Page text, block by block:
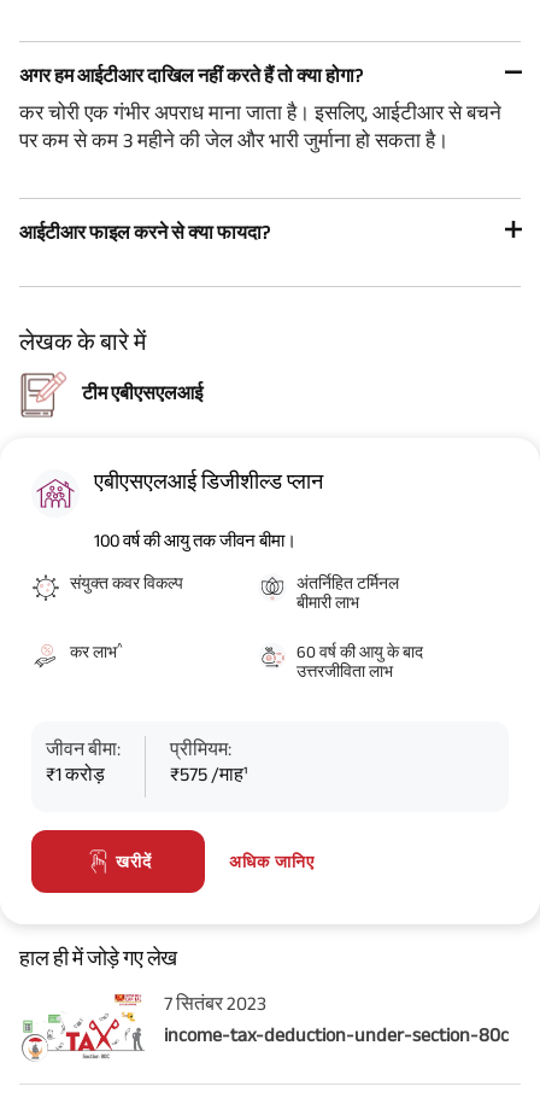
अगर हम आईटीआर दाखिल नहीं करते हैं तो क्या होगा?
कर चोरी एक गंभीर अपराध माना जाता है। इसलिए, आईटीआर से बचने
पर कम से कम 3 महीने की जेल और भारी जुर्माना हो सकता है।
आईटीआर फाइल करने से क्या फायदा?
लेखक के बारे में
टीम एबीएसएलआई
एबीएसएलआई डिजीशील्ड प्लान
100 वर्ष की आयु तक जीवन बीमा।
संयुक्त कवर विकल्प
अंतर्निहित टर्मिनल
बीमारी लाभ
कर लाभ^
60 वर्ष की आयु के बाद
उत्तरजीविता लाभ
जीवन बीमा:
₹1 करोड़
प्रीमियम:
₹575 /माह¹
खरीदें अधिक जानिए
हाल ही में जोड़े गए लेख
7 सितंबर 2023
income-tax-deduction-under-section-80c